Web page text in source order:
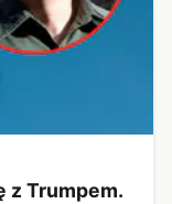
z Trumpem.